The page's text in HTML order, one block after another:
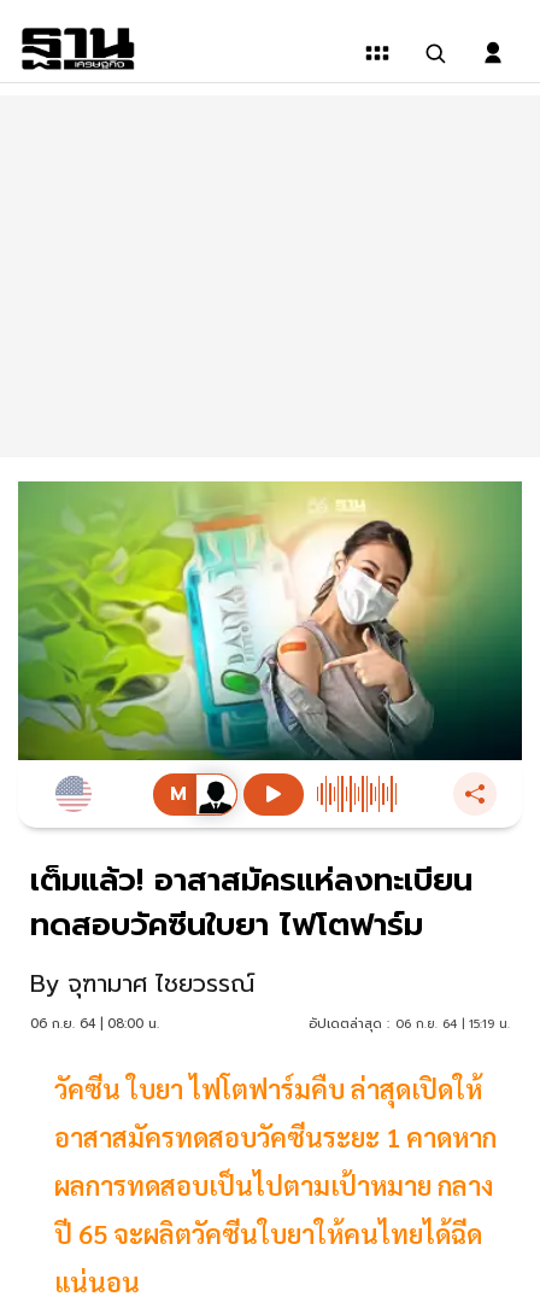
เต็มแล้ว! อาสาสมัครแห่ลงทะเบียน
ทดสอบวัคซีนใบยา ไฟโตฟาร์ม
By จุฑามาศ ไชยวรรณ์
06 ก.ย. 64 | 08:00 น. อัปเดตล่าสุด : 06 ก.ย. 64 | 15:19 น.
วัคซีน ใบยา ไฟโตฟาร์มคืบ ล่าสุดเปิดให้
อาสาสมัครทดสอบวัคซีนระยะ 1 คาดหาก
ผลการทดสอบเป็นไปตามเป้าหมาย กลาง
ปี 65 จะผลิตวัคซีนใบยาให้คนไทยได้ฉีด
แน่นอน